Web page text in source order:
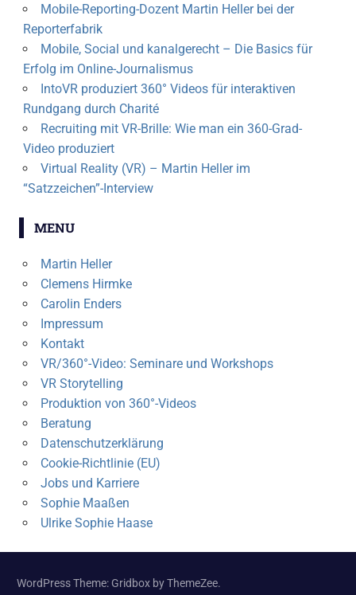
Mobile-Reporting-Dozent Martin Heller bei der
Reporterfabrik
Mobile, Social und kanalgerecht – Die Basics für
Erfolg im Online-Journalismus
IntoVR produziert 360° Videos für interaktiven
Rundgang durch Charité
Recruiting mit VR-Brille: Wie man ein 360-Grad-
Video produziert
Virtual Reality (VR) – Martin Heller im
“Satzzeichen”-Interview
MENU
Martin Heller
Clemens Hirmke
Carolin Enders
Impressum
Kontakt
VR/360°-Video: Seminare und Workshops
VR Storytelling
Produktion von 360°-Videos
Beratung
Datenschutzerklärung
Cookie-Richtlinie (EU)
Jobs und Karriere
Sophie Maaßen
Ulrike Sophie Haase
WordPress Theme: Gridbox by ThemeZee.